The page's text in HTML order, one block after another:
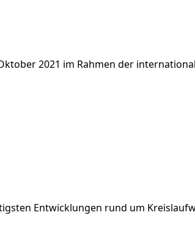
2021 im Rahmen der
Entwicklungen rund um